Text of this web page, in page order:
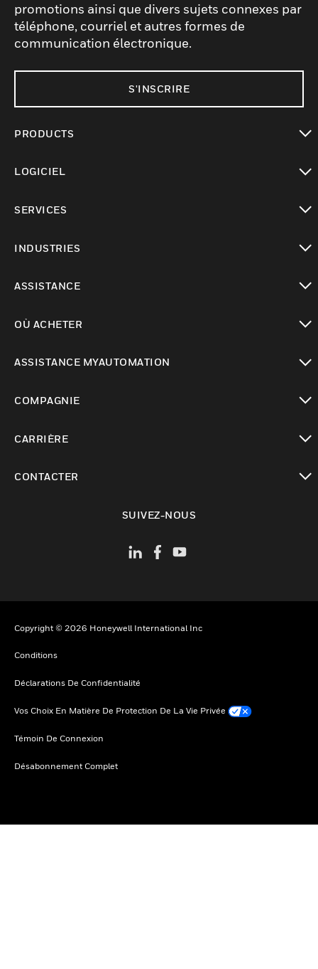
promotions ainsi que divers sujets connexes par
téléphone, courriel et autres formes de
communication électronique.
S'INSCRIRE
PRODUCTS
LOGICIEL
SERVICES
INDUSTRIES
ASSISTANCE
OÙ ACHETER
ASSISTANCE MYAUTOMATION
COMPAGNIE
CARRIÈRE
CONTACTER
SUIVEZ-NOUS
Copyright © 2026 Honeywell International Inc
Conditions
Déclarations De Confidentialité
Vos Choix En Matière De Protection De La Vie Privée
Témoin De Connexion
Désabonnement Complet